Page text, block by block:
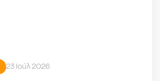
23 Ιούλ 2026